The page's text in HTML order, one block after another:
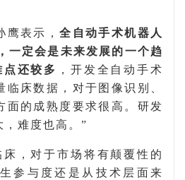
鹰表示，全自动手术机器人
， 一定会是未来发展的一个趋
点还较多 ，开发全自动手术
临床数据， 对于 图像识别
面的成熟度要求很高。研发
难度也高。 ”
，对于市场将有颠覆性 的
参与度还是从技术层面来